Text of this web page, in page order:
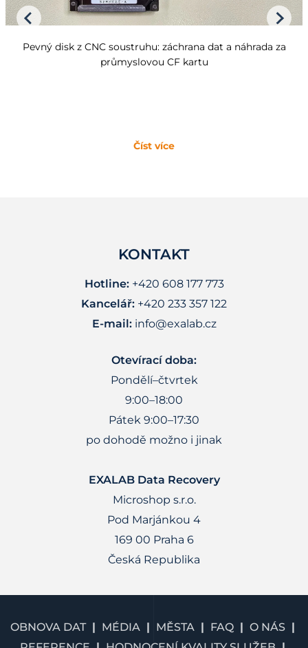
Pevný disk z CNC soustruhu: záchrana dat a náhrada za
průmyslovou CF kartu
Číst více
KONTAKT
Hotline:+420 608 177 773
Kancelář: +420 233 357 122
E-mail: info@exalab.cz
Otevírací doba:
Pondělí–čtvrtek
9:00–18:00
Pátek 9:00–17:30
po dohodě možno i jinak
EXALAB Data Recovery
Microshop s.r.o.
Pod Marjánkou 4
169 00 Praha 6
Česká Republika
OBNOVA DAT MÉDIA MĚSTA FAQ
O NÁS